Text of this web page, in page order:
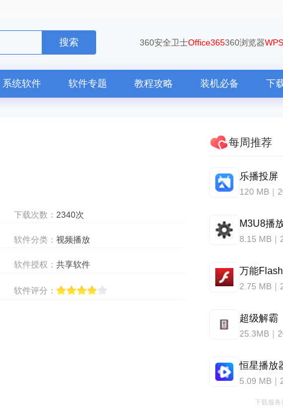
搜索 360安全卫士Office365360浏览器
系统软件 软件专题 教程攻略 装机必备 下
下载次数： 2340次
软件分类： 视频播放
软件授权： 共享软件
软件评分：
每周推荐
乐播投屏
120 MB｜
M3U8播
8.15 MB｜
万能
2.75 MB｜
超级解霸
25.3MB｜
恒星播放
5.09 MB｜
下载服